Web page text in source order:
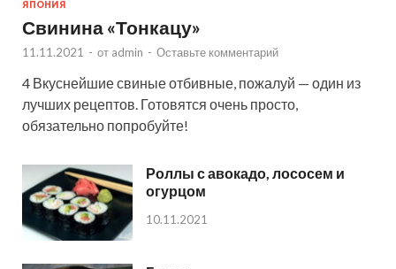
ЯПОНИЯ
Свинина «Тонкацу»
11.11.2021 - от admin - Оставьте комментарий
4 Вкуснейшие свиные отбивные, пожалуй — один из
лучших рецептов. Готовятся очень просто,
обязательно попробуйте!
Роллы с авокадо, лососем и
огурцом
10.11.2021